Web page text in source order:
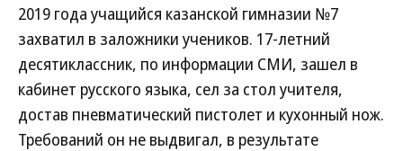
2019 года учащийся казанской гимназии №7
захватил в заложники учеников. 17-летний
десятиклассник, по информации СМИ, зашел в
кабинет русского языка, сел за стол учителя,
достав пневматический пистолет и кухонный нож.
Требований он не выдвигал, в результате